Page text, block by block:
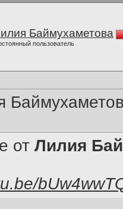
Баймухаметова
пользователь
от Лилия